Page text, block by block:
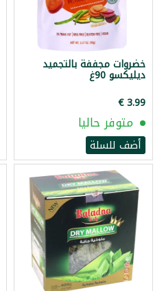
خضروات مجففة بالتجميد
ديليكسو 90غ
متوفر حاليا
أضف للسلة